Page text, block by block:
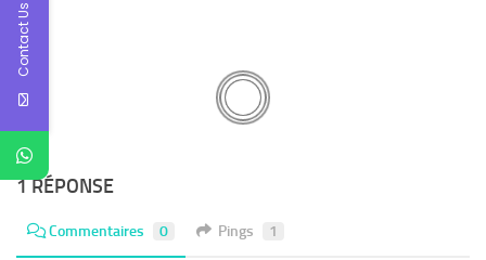
1 RÉPONSE
Commentaires 0 Pings 1
Contact Us